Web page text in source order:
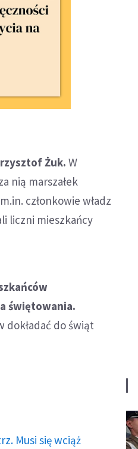
Żuk. W
nią marszałek
członkowie władz
liczni mieszkańcy
świętowania.
dokładać do świąt
Musi się wciąż